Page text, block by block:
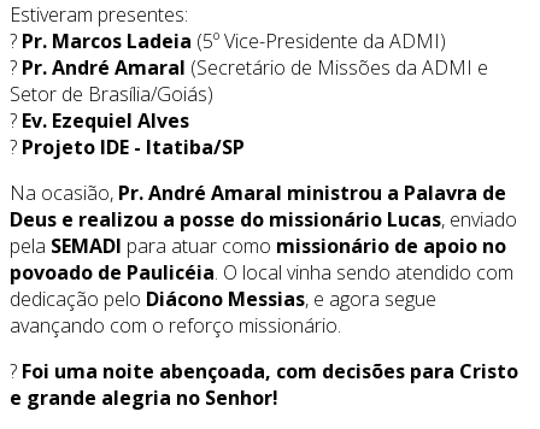
Estiveram presentes:
? Pr. Marcos Ladeia (5º Vice-Presidente da ADMI)
? Pr. André Amaral (Secretário de Missões da ADMI e
Setor de Brasília/Goiás)
? Ev. Ezequiel Alves
? Projeto IDE - Itatiba/SP
Na ocasião, Pr. André Amaral ministrou a Palavra de
Deus e realizou a posse do missionário Lucas, enviado
pela SEMADI para atuar como missionário de apoio no
povoado de Paulicéia. O local vinha sendo atendido com
dedicação pelo Diácono Messias, e agora segue
avançando com o reforço missionário.
? Foi uma noite abençoada, com decisões para Cristo
e grande alegria no Senhor!